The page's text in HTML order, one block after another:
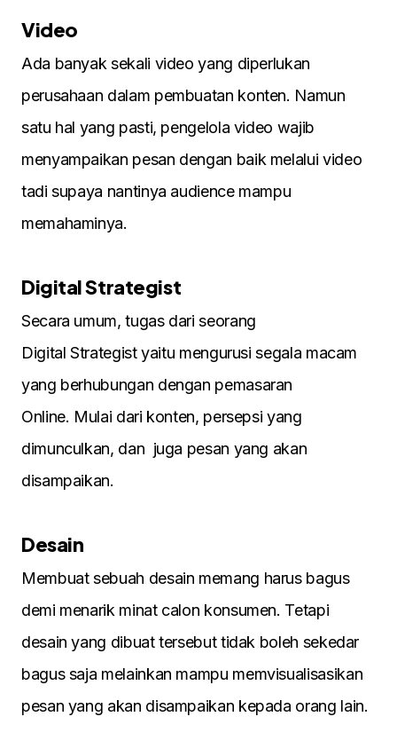
Video
Ada banyak sekali video yang diperlukan
perusahaan dalam pembuatan konten. Namun
satu hal yang pasti, pengelola video wajib
menyampaikan pesan dengan baik melalui video
tadi supaya nantinya audience mampu
memahaminya.
Digital Strategist
Secara umum, tugas dari seorang
Digital Strategist yaitu mengurusi segala macam
yang berhubungan dengan pemasaran
Online. Mulai dari konten, persepsi yang
dimunculkan, dan juga pesan yang akan
disampaikan.
Desain
Membuat sebuah desain memang harus bagus
demi menarik minat calon konsumen. Tetapi
desain yang dibuat tersebut tidak boleh sekedar
bagus saja melainkan mampu memvisualisasikan
pesan yang akan disampaikan kepada orang lain.